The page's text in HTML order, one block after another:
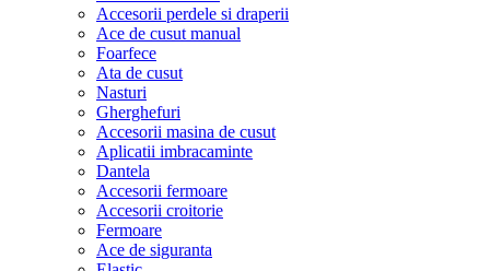
Accesorii perdele si draperii
Ace de cusut manual
Foarfece
Ata de cusut
Nasturi
Gherghefuri
Accesorii masina de cusut
Aplicatii imbracaminte
Dantela
Accesorii fermoare
Accesorii croitorie
Fermoare
Ace de siguranta